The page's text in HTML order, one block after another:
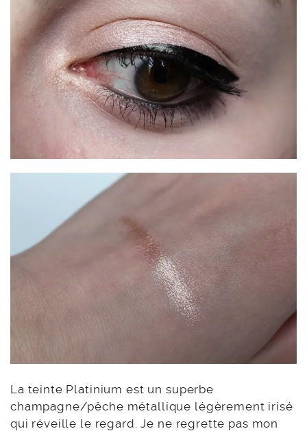
La teinte Platinium est un superbe
champagne/pêche métallique légèrement irisé
qui réveille le regard. Je ne regrette pas mon